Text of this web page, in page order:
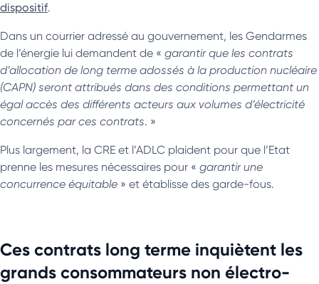
dispositif.
Dans un courrier adressé au gouvernement, les Gendarmes
de l’énergie lui demandent de « garantir que les contrats
d’allocation de long terme adossés à la production nucléaire
(CAPN) seront attribués dans des conditions permettant un
égal accès des différents acteurs aux volumes d’électricité
concernés par ces contrats. »
Plus largement, la CRE et l’ADLC plaident pour que l’Etat
prenne les mesures nécessaires pour « garantir une
concurrence équitable » et établisse des garde-fous.
Ces contrats long terme inquiètent les
grands consommateurs non électro-